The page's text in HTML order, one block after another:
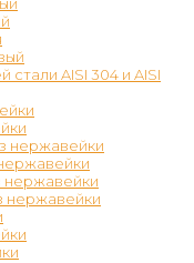
AISI 304 и AISI
нержавейки
нержавейки
нержавейки